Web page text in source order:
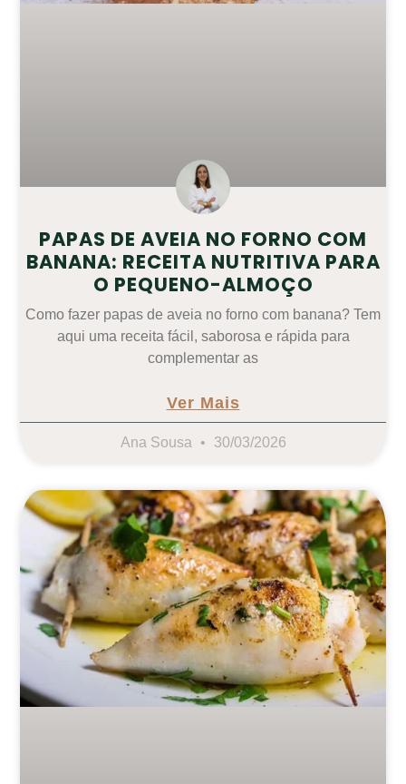
PAPAS DE AVEIA NO FORNO COM
BANANA: RECEITA NUTRITIVA PARA
O PEQUENO-ALMOÇO
Como fazer papas de aveia no forno com banana? Tem
aqui uma receita fácil, saborosa e rápida para
complementar as
Ver Mais
Ana Sousa 30/03/2026